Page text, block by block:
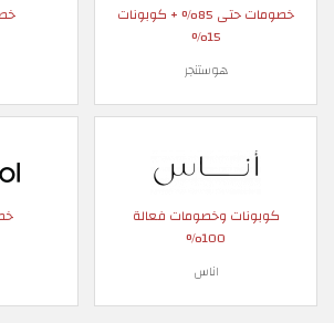
خصومات حتى 85% + كوبونات
15%
هوستنجر
كوبونات وخصومات فعالة
100%
اناس